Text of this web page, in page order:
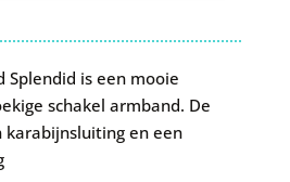
Splendid is een mooie
schakel armband. De
en een